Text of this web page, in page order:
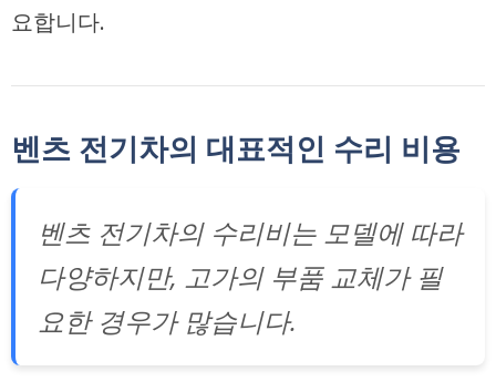
요합니다.
벤츠 전기차의 대표적인 수리 비용
벤츠 전기차의 수리비는 모델에 따라
다양하지만, 고가의 부품 교체가 필
요한 경우가 많습니다.